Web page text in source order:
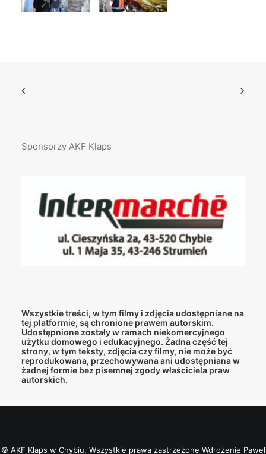
Sponsorzy AKF Klaps
Wszystkie treści, w tym filmy i zdjęcia udostępniane na
tej platformie, są chronione prawem autorskim.
Udostępnione zostały w ramach niekomercyjnego
użytku domowego i edukacyjnego. Żadna część tej
strony, w tym teksty, zdjęcia czy filmy, nie może być
reprodukowana, przechowywana ani udostępniana w
żadnej formie bez pisemnej zgody właściciela praw
autorskich.
© AKF Klaps w Chybiu. Wszystkie prawa zastrzeżone Wdrożenie Paweł